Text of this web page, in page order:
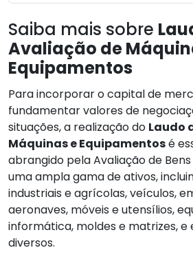
Saiba mais sobre
Avaliação de
Equipamentos
Para incorporar o capital de
fundamentar valores de
situações, a realização do Laudo
Máquinas e Equipamentosé
abrangido pela Avaliação de
uma ampla gama de ativos,
industriais e agrícolas, veículos,
aeronaves, móveis e utensílios,
informática, moldes e matrizes, e
diversos.